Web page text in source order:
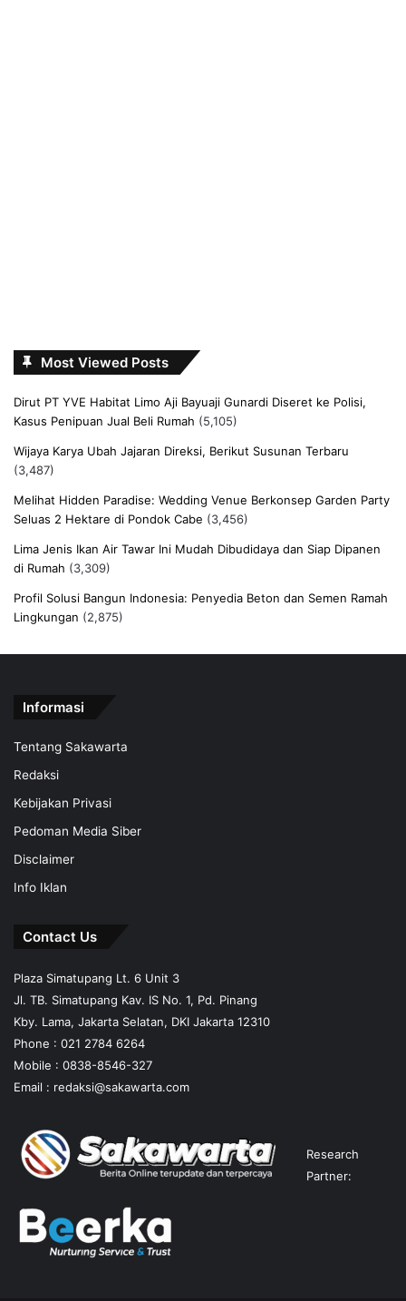
Most Viewed Posts
Dirut PT YVE Habitat Limo Aji Bayuaji Gunardi Diseret ke Polisi,
Kasus Penipuan Jual Beli Rumah (5,105)
Wijaya Karya Ubah Jajaran Direksi, Berikut Susunan Terbaru
(3,487)
Melihat Hidden Paradise: Wedding Venue Berkonsep Garden Party
Seluas 2 Hektare di Pondok Cabe (3,456)
Lima Jenis Ikan Air Tawar Ini Mudah Dibudidaya dan Siap Dipanen
di Rumah (3,309)
Profil Solusi Bangun Indonesia: Penyedia Beton dan Semen Ramah
Lingkungan (2,875)
Informasi
Tentang Sakawarta
Redaksi
Kebijakan Privasi
Pedoman Media Siber
Disclaimer
Info Iklan
Contact Us
Plaza Simatupang Lt. 6 Unit 3
Jl. TB. Simatupang Kav. IS No. 1, Pd. Pinang
Kby. Lama, Jakarta Selatan, DKI Jakarta 12310
Phone : 021 2784 6264
Mobile : 0838-8546-327
Email : redaksi@sakawarta.com
Research
Partner: